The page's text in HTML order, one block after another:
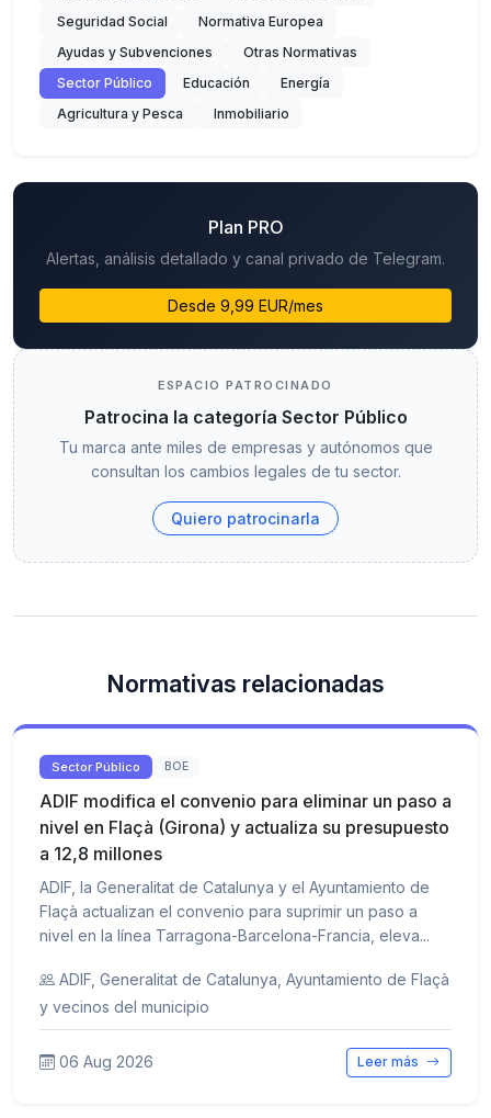
Seguridad Social
Normativa Europea
Ayudas y Subvenciones
Otras Normativas
Sector Público
Educación
Energía
Agricultura y Pesca
Inmobiliario
Plan PRO
Alertas, análisis detallado y canal privado de Telegram.
Desde 9,99 EUR/mes
ESPACIO PATROCINADO
Patrocina la categoría Sector Público
Tu marca ante miles de empresas y autónomos que
consultan los cambios legales de tu sector.
Quiero patrocinarla
Normativas relacionadas
Sector Público BOE
ADIF modifica el convenio para eliminar un paso a
nivel en Flaçà (Girona) y actualiza su presupuesto
a 12,8 millones
ADIF, la Generalitat de Catalunya y el Ayuntamiento de
Flaçà actualizan el convenio para suprimir un paso a
nivel en la línea Tarragona-Barcelona-Francia, eleva...
ADIF, Generalitat de Catalunya, Ayuntamiento de Flaçà
y vecinos del municipio
06 Aug 2026 Leer más